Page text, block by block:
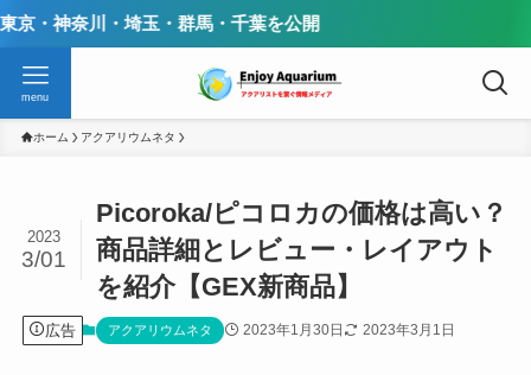
埼玉・群馬・千葉を公開
menu
ホーム アクアリウムネタ
Picoroka/ピコロカの価格は高い？
商品詳細とレビュー・レイアウト
を紹介【GEX新商品】
2023
3/01
広告 アクアリウムネタ 2023年1月30日 2023年3月1日